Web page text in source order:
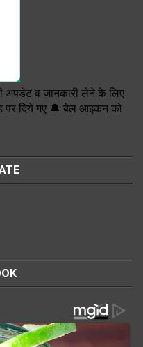
अपडेट व जानकारी लेने के लिए
पर दिये गए 🔔 बेल आइकन को